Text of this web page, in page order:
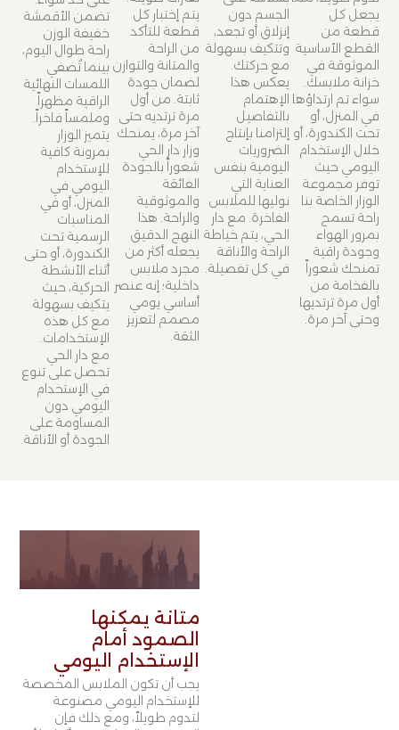
يجعل كل
قطعة من
القطع الأساسية
الموثوقة في
خزانة ملابسك.
سواء تم ارتداؤها
في المنزل، أو
تحت الكندورة، أو
خلال الإستخدام
اليومي حيث
توفر مجموعة
الوزار الخاصة بنا
راحة تسمح
بمرور الهواء
وجودة راقية
تمنحك شعوراً
بالفخامة من
أول مرة ترتديها
وحتى آخر مرة.
الجسم دون
إنزلاق أو تجعد،
وتتكيف بسهولة
مع حركتك.
يعكس هذا
الإهتمام
بالتفاصيل
إلتزامنا بإنتاج
الضروريات
اليومية بنفس
العناية التي
نوليها للملابس
الفاخرة. مع دار
الحي، يتم خياطة
الراحة والأناقة
في كل تفصيلة.
يتم إختبار كل
قطعة للتأكد
من الراحة
والمتانة والتوازن
لضمان جودة
ثابتة. من أول
مرة ترتديه حتى
آخر مرة، يمنحك
وزار دار الحي
شعوراً بالجودة
الفائقة
والموثوقية
والراحة. هذا
النهج الدقيق
يجعله أكثر من
مجرد ملابس
داخلية؛ إنه عنصر
أساسي يومي
مصمم لتعزيز
الثقة.
تضمن الأقمشة
خفيفة الوزن
راحة طوال اليوم،
بينما تُضفي
اللمسات النهائية
الراقية مظهراً
وملمساً فاخراً.
يتميز الوزار
بمرونة كافية
للإستخدام
اليومي في
المنزل، أو في
المناسبات
الرسمية تحت
الكندورة، أو حتى
أثناء الأنشطة
الحركية، حيث
يتكيف بسهولة
مع كل هذه
الإستخدامات.
مع دار الحي
تحصل على تنوع
في الإستخدام
اليومي دون
المساومة على
الجودة أو الأناقة.
متانة يمكنها
الصمود أمام
الإستخدام اليومي
يجب أن تكون الملابس المخصصة
للإستخدام اليومي مصنوعة
لتدوم طويلاً، ومع ذلك فإن